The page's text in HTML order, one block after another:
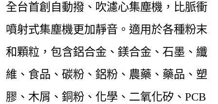
全台首創自動撥、吹濾心集塵機，比脈衝
噴射式集塵機更加靜音。適用於各種粉末
和顆粒，包含鋁合金、鎂合金、石墨、纖
維、食品、碳粉、鋁粉、農藥、藥品、塑
膠、木屑、銅粉、化學、二氧化矽、PCB